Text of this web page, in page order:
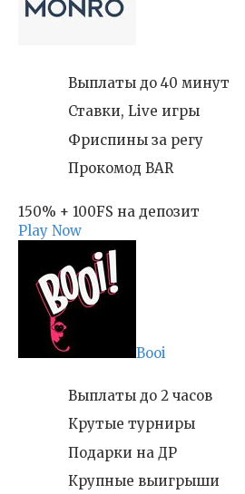
Выплаты до 40 минут
Ставки, Live игры
Фриспины за регу
Прокомод BAR
150% + 100FS на депозит
Play Now
Booi
Выплаты до 2 часов
Крутые турниры
Подарки на ДР
Крупные выигрыши